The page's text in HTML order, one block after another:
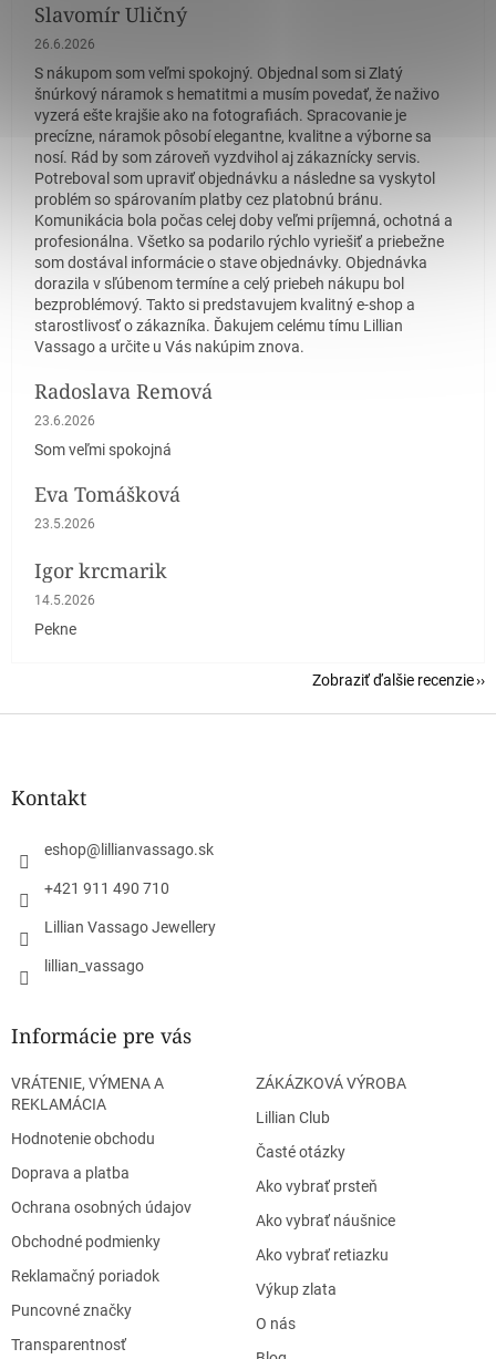
Slavomír Uličný
Hodnotenie obchodu je 5 z 5 hviezdičiek.
26.6.2026
S nákupom som veľmi spokojný. Objednal som si Zlatý
šnúrkový náramok s hematitmi a musím povedať, že naživo
vyzerá ešte krajšie ako na fotografiách. Spracovanie je
precízne, náramok pôsobí elegantne, kvalitne a výborne sa
nosí. Rád by som zároveň vyzdvihol aj zákaznícky servis.
Potreboval som upraviť objednávku a následne sa vyskytol
problém so spárovaním platby cez platobnú bránu.
Komunikácia bola počas celej doby veľmi príjemná, ochotná a
profesionálna. Všetko sa podarilo rýchlo vyriešiť a priebežne
som dostával informácie o stave objednávky. Objednávka
dorazila v sľúbenom termíne a celý priebeh nákupu bol
bezproblémový. Takto si predstavujem kvalitný e-shop a
starostlivosť o zákazníka. Ďakujem celému tímu Lillian
Vassago a určite u Vás nakúpim znova.
Radoslava Remová
Hodnotenie obchodu je 5 z 5 hviezdičiek.
23.6.2026
Som veľmi spokojná
Eva Tomášková
Hodnotenie obchodu je 5 z 5 hviezdičiek.
23.5.2026
Igor krcmarik
Hodnotenie obchodu je 5 z 5 hviezdičiek.
14.5.2026
Pekne
Zobraziť ďalšie recenzie
Z
Kontakt
eshop@ lillianvassago.sk
+421 911 490 710
Lillian Vassago Jewellery
lillian_vassago
Informácie pre vás
VRÁTENIE, VÝMENA A
REKLAMÁCIA
Hodnotenie obchodu
Doprava a platba
Ochrana osobných údajov
Obchodné podmienky
Reklamačný poriadok
Puncovné značky
Transparentnosť
ZÁKÁZKOVÁ VÝROBA
Lillian Club
Časté otázky
Ako vybrať prsteň
Ako vybrať náušnice
Ako vybrať retiazku
Výkup zlata
O nás